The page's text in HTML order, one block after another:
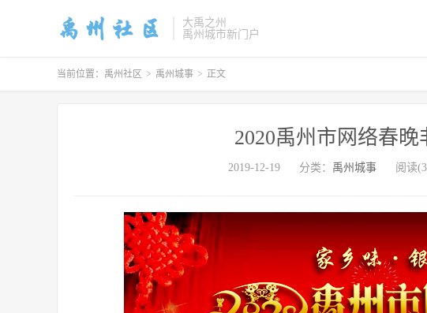
大禹之州
禹州城市新门户
当前位置： 禹州社区 > 禹州城事 > 正文
2020禹州市网络春晚
2019-12-19 分类： 禹州城事 阅读